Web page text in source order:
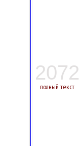
2072
полный текст